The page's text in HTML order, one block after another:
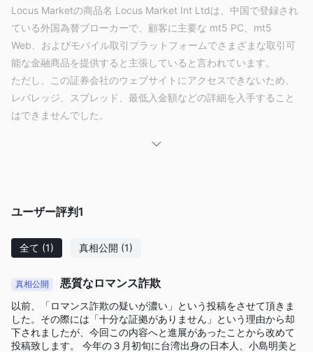
Locus Marketの商品名 Locus Market Int Ltdは、中国で登録され
ている外国為替ブローカーで、顧客に主要な mt5 PC、mt5
Web、およびモバイル取引プラットフォームでさまざまな取引可
能な金融商品を提供すると主張していると言われています。
ただし、この証券会社のウェブサイトにアクセスできないため、
レバレッジ、スプレッド、最低入金額などの詳細を入手すること
はできませんでした。
Marketいかなる有効な規制にも該当しません。そのため、wikifx
否定的なレビュー
あるトレーダーは、過去のひどい取引経験を共有しました。
Locus MarketウィキFXのプラットフォーム。同氏は、このプラ
は、詐欺に騙された場合に備えて、外国為替ブローカーを選択す
る前に、一部のユーザーが残したレビューを読む必要がありま
す。
市場手段
ユーザー評判1
全て (1) 真相公開 (1)
真相公開 悪質なロマンス詐欺
以前、「ロマンス詐欺の疑いが濃い」という投稿をさせて頂きま
した。その際には「十分な証拠がありません」という理由から却
下されましたが、今回この内容へと進展があったことから改めて
投稿致します。 今年の３月初旬に台湾出身の日本人、小島明美と